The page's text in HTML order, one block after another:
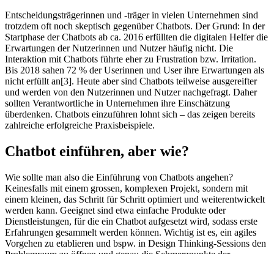
Entscheidungsträgerinnen und -träger in vielen Unternehmen sind
trotzdem oft noch skeptisch gegenüber Chatbots. Der Grund: In der
Startphase der Chatbots ab ca. 2016 erfüllten die digitalen Helfer die
Erwartungen der Nutzerinnen und Nutzer häufig nicht. Die
Interaktion mit Chatbots führte eher zu Frustration bzw. Irritation.
Bis 2018 sahen 72 % der Userinnen und User ihre Erwartungen als
nicht erfüllt an[3]. Heute aber sind Chatbots teilweise ausgereifter
und werden von den Nutzerinnen und Nutzer nachgefragt. Daher
sollten Verantwortliche in Unternehmen ihre Einschätzung
überdenken. Chatbots einzuführen lohnt sich – das zeigen bereits
zahlreiche erfolgreiche Praxisbeispiele.
Chatbot einführen, aber wie?
Wie sollte man also die Einführung von Chatbots angehen?
Keinesfalls mit einem grossen, komplexen Projekt, sondern mit
einem kleinen, das Schritt für Schritt optimiert und weiterentwickelt
werden kann. Geeignet sind etwa einfache Produkte oder
Dienstleistungen, für die ein Chatbot aufgesetzt wird, sodass erste
Erfahrungen gesammelt werden können. Wichtig ist es, ein agiles
Vorgehen zu etablieren und bspw. in Design Thinking-Sessions den